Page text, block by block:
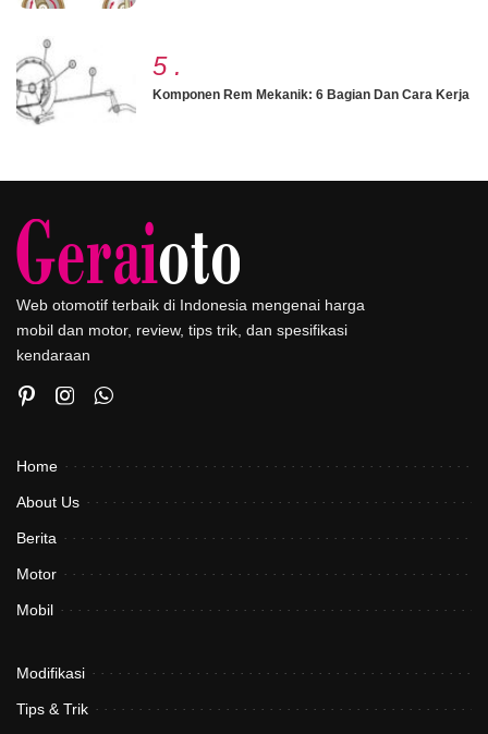
5 .
Komponen Rem Mekanik: 6 Bagian Dan Cara Kerja
Web otomotif terbaik di Indonesia mengenai harga
mobil dan motor, review, tips trik, dan spesifikasi
kendaraan
Home
About Us
Berita
Motor
Mobil
Modifikasi
Tips & Trik